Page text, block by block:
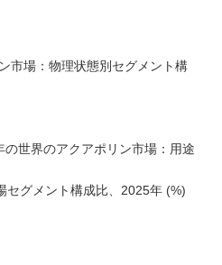
市場：物理状態別セグメント構
世界のアクアポリン市場：用途
セグメント構成比、2025年 (%)